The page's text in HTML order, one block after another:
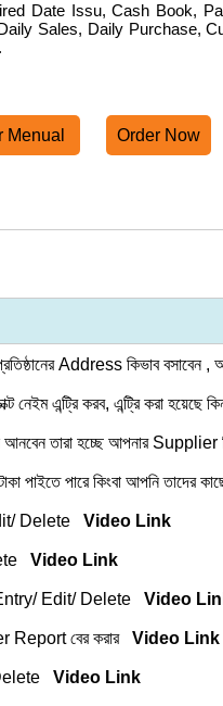
Date Issu, Cash Book,
Sales, Daily Purchase,
Menual Order Now
Address কিভাব
নেইম এন্ট্রি করব, এন্ট্রি করা হয়েছে
তারা হচ্ছে আপনার Supplier
পাইতে পারে কিংবা আপনি
Delete Video Link
Video Link
Edit/ Delete Video
বের করার Video Link
Video Link